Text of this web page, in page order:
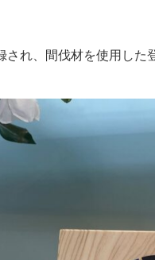
され、間伐材を使用し